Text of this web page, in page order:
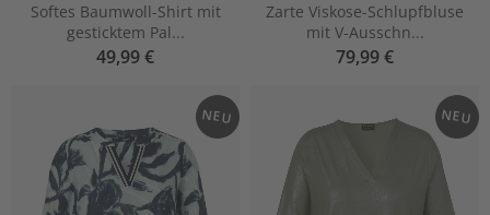
Softes Baumwoll-Shirt mit
gesticktem Pal...
49,99 €
Zarte Viskose-Schlupfbluse
mit V-Ausschn...
79,99 €
NEU NEU